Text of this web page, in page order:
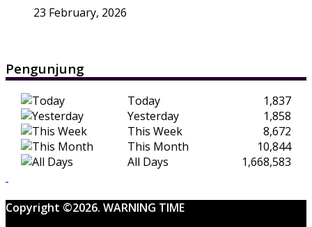
23 February, 2026
Pengunjung
Today
1,837
Yesterday
1,858
This Week
8,672
This Month
10,844
All Days
1,668,583
Copyright ©2026. WARNING TIME